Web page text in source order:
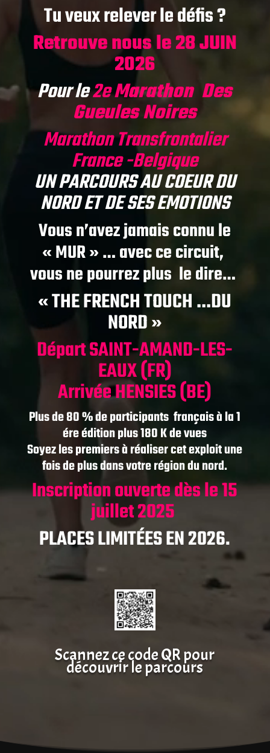
Tu veux relever le défis ?
Retrouve nous le 28 JUIN
2026
Pour le2eMarathon Des
Gueules Noires
Marathon Transfrontalier
France -Belgique
UN PARCOURS AU COEUR DU
NORD ET DE SES EMOTIONS
Vous n’avez jamais connu le
« MUR » … avec ce circuit,
vous ne pourrez plus le dire…
« THE FRENCH TOUCH …DU
NORD »
Départ SAINT-AMAND-LES-
EAUX (FR)
Arrivée HENSIES (BE)
Plus de 80 % de participants français à la 1
ére édition plus 180 K de vues
Soyez les premiers à réaliser cet exploit une
fois de plus dans votre région du nord.
Inscription ouverte dès le 15
juillet 2025
PLACES LIMITÉES EN 2026.
Scannez ce code QR pour
découvrir le parcours